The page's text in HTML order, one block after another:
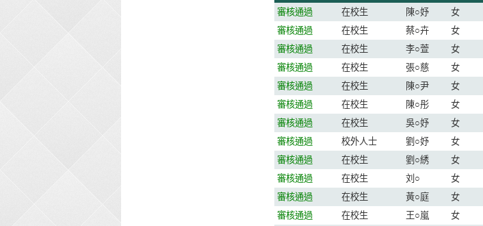
審核通過
在校生 陳○妤 女
審核通過
在校生 蔡○卉 女
審核通過
在校生 李○萱 女
審核通過
在校生 張○慈 女
審核通過
在校生 陳○尹 女
審核通過
在校生 陳○彤 女
審核通過
在校生 吳○妤 女
審核通過
校外人士 劉○妤 女
審核通過
在校生 劉○綉 女
審核通過
在校生 刘○ 女
審核通過
在校生 黃○庭 女
審核通過
在校生 王○嵐 女